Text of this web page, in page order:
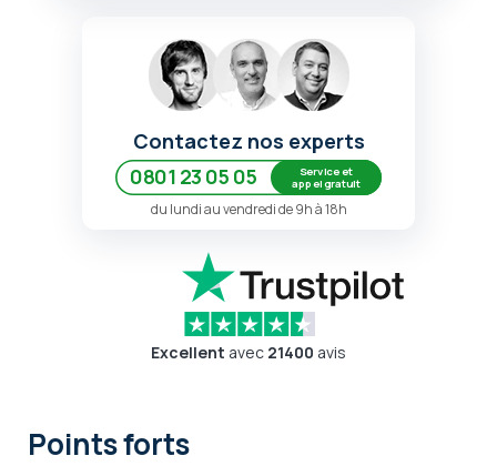
Contactez nos experts
0801 23 05 05
Service et
appel gratuit
du lundi au vendredi de 9h à 18h
Excellent avec 21400 avis
Points forts